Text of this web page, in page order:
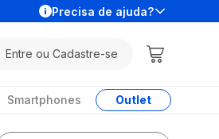
Precisa de ajuda?
Entre ou Cadastre-se
Smartphones Outlet